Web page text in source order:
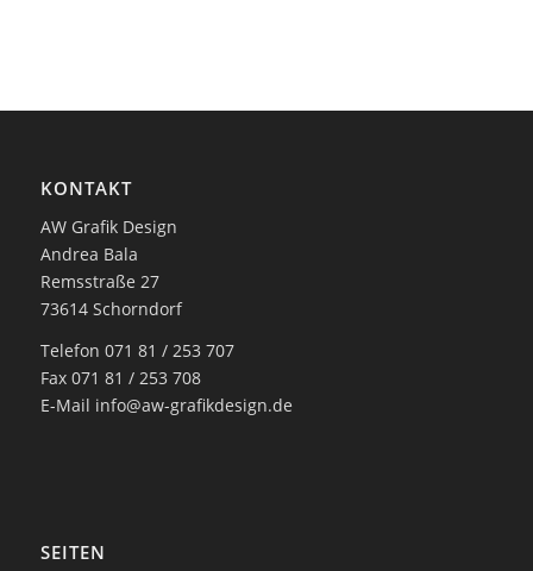
KONTAKT
AW Grafik Design
Andrea Bala
Remsstraße 27
73614 Schorndorf
Telefon 071 81 / 253 707
Fax 071 81 / 253 708
E-Mail info@aw-grafikdesign.de
SEITEN